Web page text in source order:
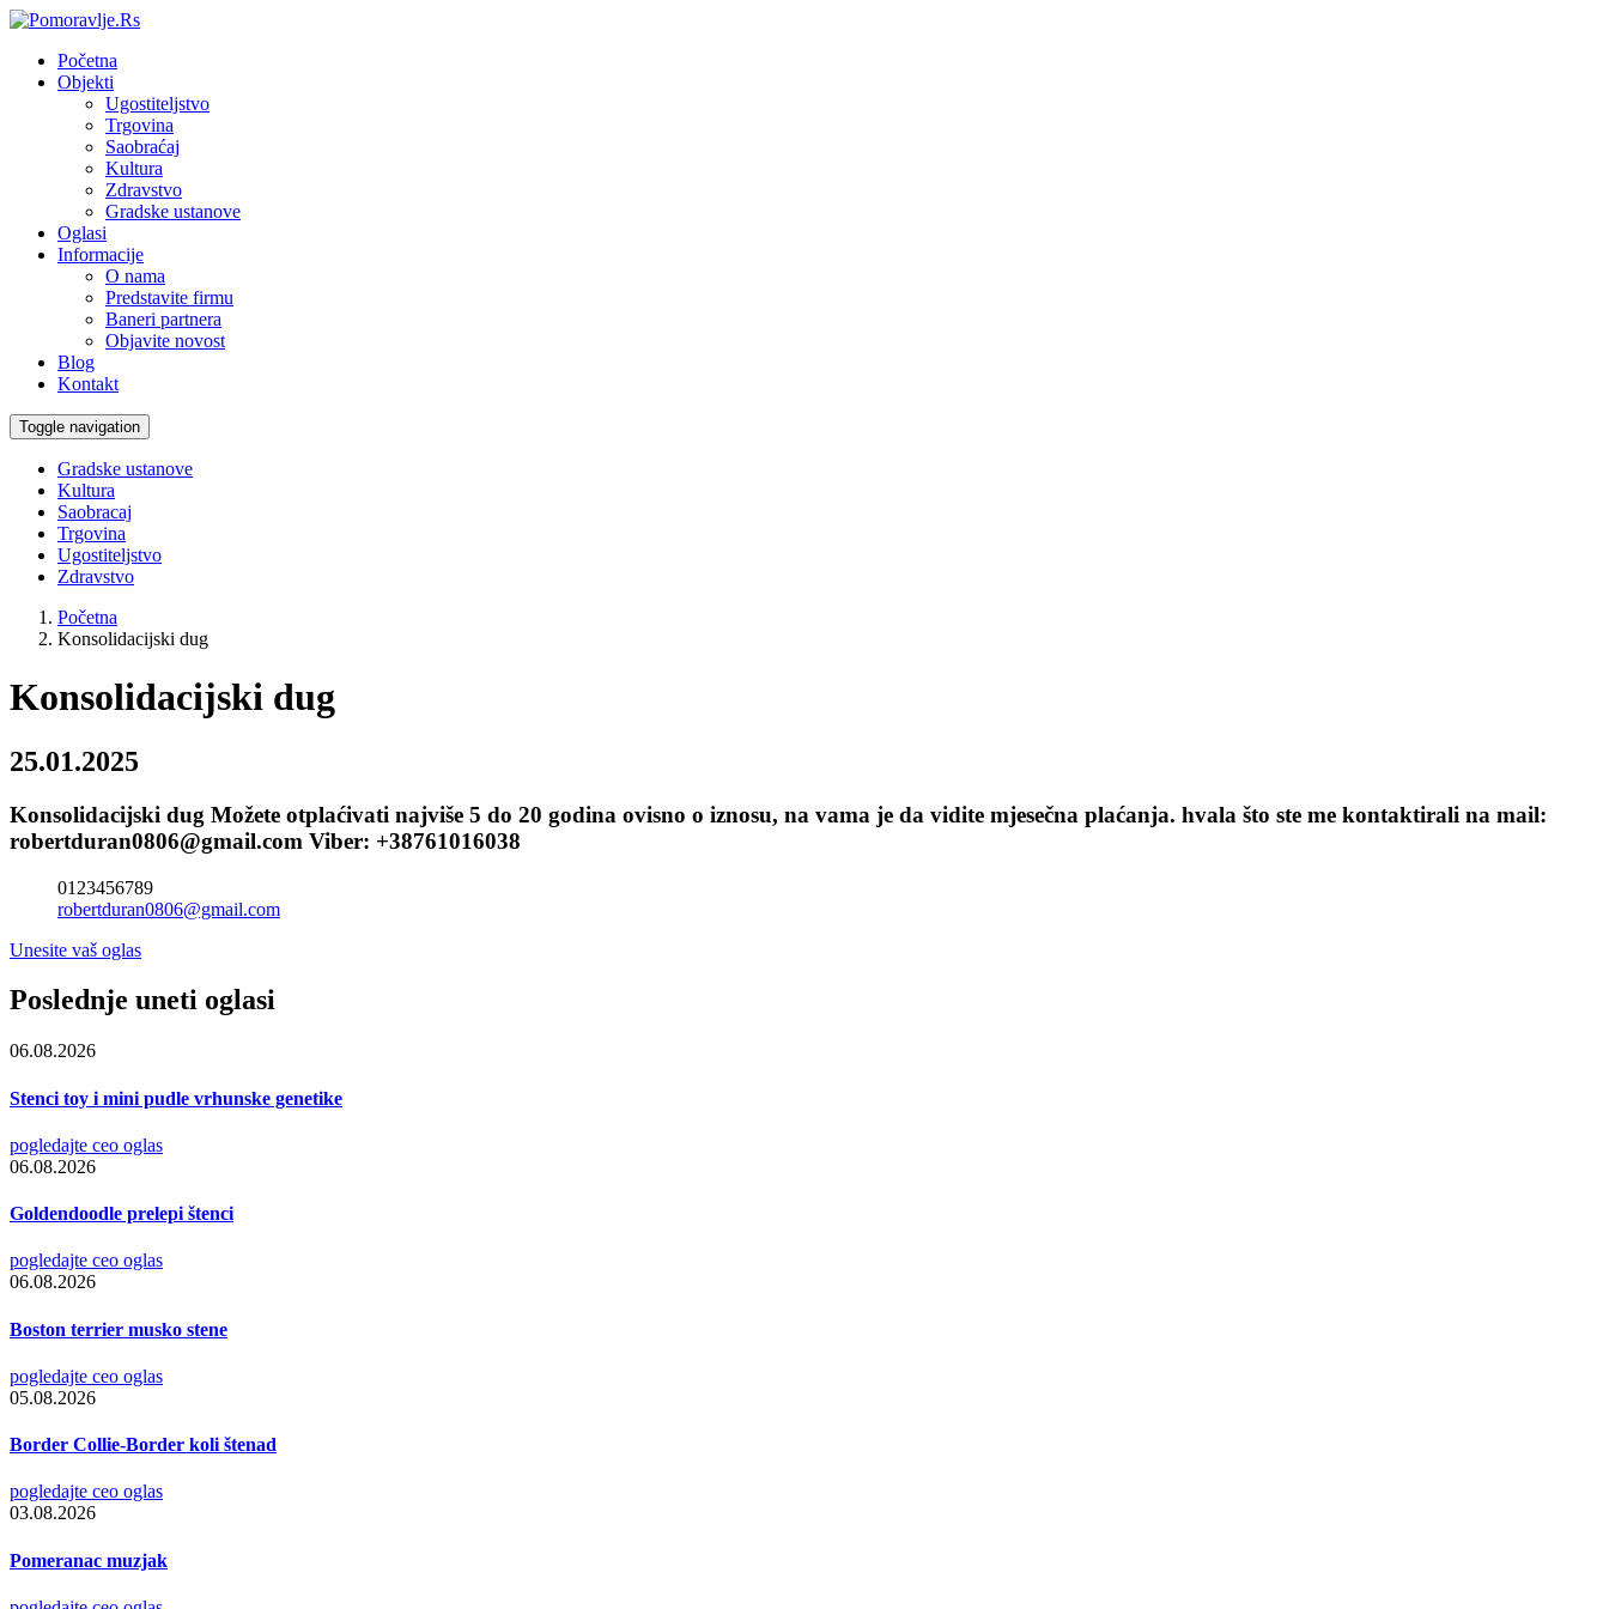
Početna
Objekti
Ugostiteljstvo
Trgovina
Saobraćaj
Kultura
Zdravstvo
Gradske ustanove
Oglasi
Informacije
O nama
Predstavite firmu
Baneri partnera
Objavite novost
Blog
Kontakt
Toggle navigation
Gradske ustanove
Kultura
Saobracaj
Trgovina
Ugostiteljstvo
Zdravstvo
Početna
Konsolidacijski dug
Konsolidacijski dug
25.01.2025
Konsolidacijski dug Možete otplaćivati najviše 5 do 20 godina ovisno o iznosu, na vama je da vidite mjesečna plaćanja. hvala što ste me kontaktirali na mail:
robertduran0806@gmail.com Viber: +38761016038
0123456789
robertduran0806@gmail.com
Unesite vaš oglas
Poslednje uneti oglasi
06.08.2026
Stenci toy i mini pudle vrhunske genetike
pogledajte ceo oglas
06.08.2026
Goldendoodle prelepi štenci
pogledajte ceo oglas
06.08.2026
Boston terrier musko stene
pogledajte ceo oglas
05.08.2026
Border Collie-Border koli štenad
pogledajte ceo oglas
03.08.2026
Pomeranac muzjak